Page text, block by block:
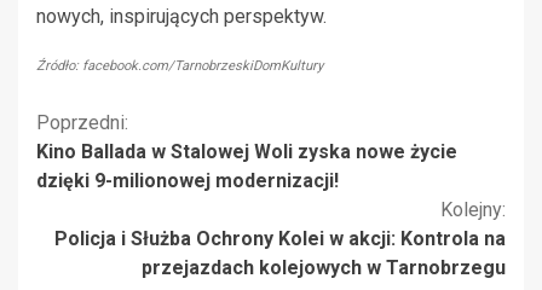
nowych, inspirujących perspektyw.
Źródło: facebook.com/TarnobrzeskiDomKultury
Kontynuuj
czytanie
Poprzedni:
Kino Ballada w Stalowej Woli zyska nowe życie
dzięki 9-milionowej modernizacji!
Kolejny:
Policja i Służba Ochrony Kolei w akcji: Kontrola na
przejazdach kolejowych w Tarnobrzegu